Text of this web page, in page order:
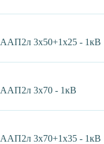
ААП2л 3х50+1х25 - 1кВ
ААП2л 3х70 - 1кВ
ААП2л 3х70+1х35 - 1кВ